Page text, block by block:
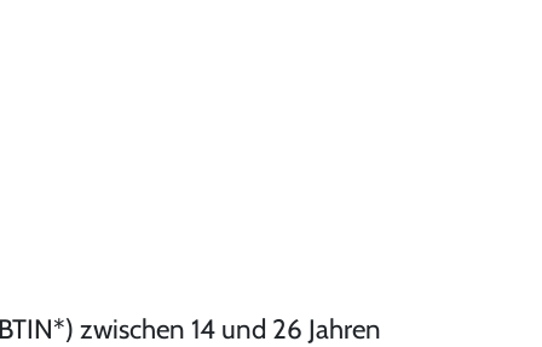
zwischen 14 und 26 Jahren